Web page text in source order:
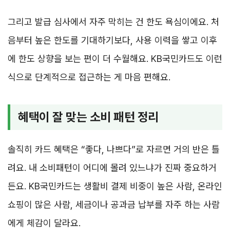
그리고 발급 심사에서 자주 막히는 건 한도 욕심이에요. 처
음부터 높은 한도를 기대하기보다, 사용 이력을 쌓고 이후
에 한도 상향을 보는 편이 더 수월해요. KB국민카드도 이런
식으로 단계적으로 접근하는 게 마음 편해요.
혜택이 잘 맞는 소비 패턴 정리
솔직히 카드 혜택은 “좋다, 나쁘다”로 자르면 거의 반은 틀
려요. 내 소비패턴이 어디에 몰려 있느냐가 진짜 중요하거
든요. KB국민카드는 생활비 결제 비중이 높은 사람, 온라인
쇼핑이 많은 사람, 세금이나 공과금 납부를 자주 하는 사람
에게 체감이 달라요.